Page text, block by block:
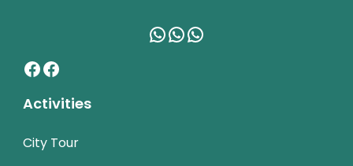
WhatsApp
WhatsApp
WhatsApp
Facebook
Facebook
Activities
City Tour